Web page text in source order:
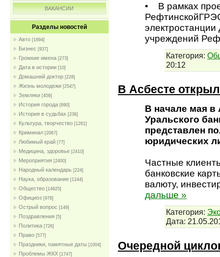
ВАКАНСИИ
Разделы новостей
Авто [1694]
Бизнес [937]
Громкие имена [273]
Дата в истории [10]
Домашний доктор [228]
Жизнь молодежи [2547]
Земляки [456]
История города [690]
История в судьбах [236]
Культура, творчество [1261]
Криминал [2067]
Любимый край [77]
Медицина, здоровье [2410]
Мероприятия [2400]
Народный календарь [224]
Наука, образование [1244]
Общество [14925]
Официоз [978]
Острый вопрос [149]
Поздравления [5]
Политика [726]
Право [577]
Праздники, памятные даты [1004]
Проблемы ЖКХ [1747]
• В рамках
учреждений
Категория:
20:12
В Асбесте
В начале мая в
Уральского
представлен
юридических
Частные
банковские
валюту,
дальше »
Категория:
Дата:
Очередной